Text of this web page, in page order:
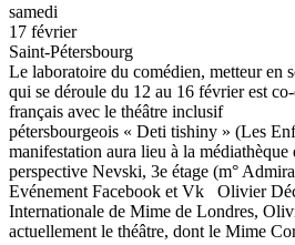
samedi
17 février
Saint-Pétersbourg
Le laboratoire du comédien, metteur en
qui se déroule du 12 au 16 février est
français avec le théâtre inclusif
pétersbourgeois « Deti tishiny » (Les
manifestation aura lieu à la
perspective Nevski, 3e étage (m°
Evénement Facebook et Vk Olivier
Internationale de Mime de Londres,
actuellement le théâtre, dont le Mime